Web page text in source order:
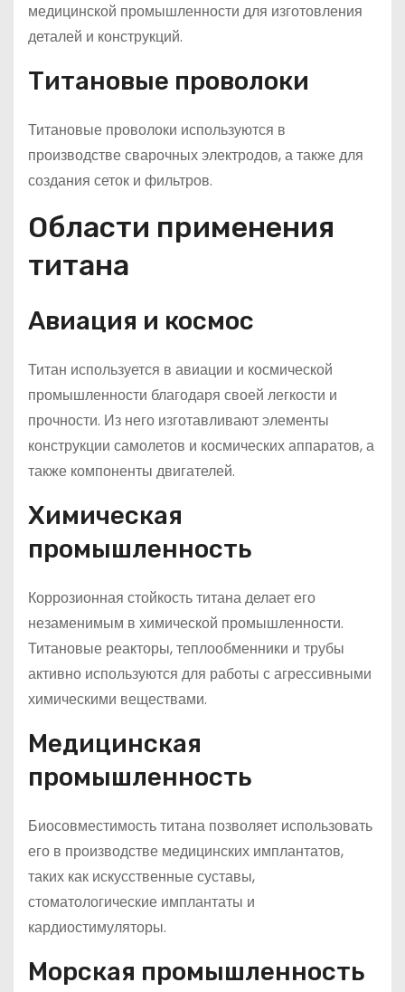
медицинской промышленности для изготовления
деталей и конструкций.
Титановые проволоки
Титановые проволоки используются в
производстве сварочных электродов, а также для
создания сеток и фильтров.
Области применения
титана
Авиация и космос
Титан используется в авиации и космической
промышленности благодаря своей легкости и
прочности. Из него изготавливают элементы
конструкции самолетов и космических аппаратов, а
также компоненты двигателей.
Химическая
промышленность
Коррозионная стойкость титана делает его
незаменимым в химической промышленности.
Титановые реакторы, теплообменники и трубы
активно используются для работы с агрессивными
химическими веществами.
Медицинская
промышленность
Биосовместимость титана позволяет использовать
его в производстве медицинских имплантатов,
таких как искусственные суставы,
стоматологические имплантаты и
кардиостимуляторы.
Морская промышленность